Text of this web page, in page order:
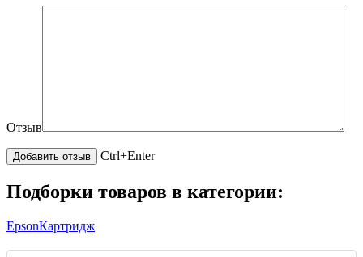
Отзыв
Ctrl+Enter
Подборки товаров в категории:
EpsonКартридж